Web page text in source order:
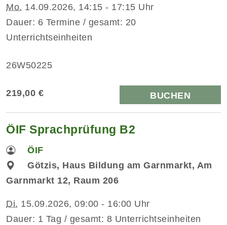
Mo. 14.09.2026, 14:15 - 17:15 Uhr
Dauer: 6 Termine / gesamt: 20
Unterrichtseinheiten
26W50225
219,00 € BUCHEN
ÖIF Sprachprüfung B2
ÖIF
Götzis, Haus Bildung am Garnmarkt, Am
Garnmarkt 12, Raum 206
Di. 15.09.2026, 09:00 - 16:00 Uhr
Dauer: 1 Tag / gesamt: 8 Unterrichtseinheiten